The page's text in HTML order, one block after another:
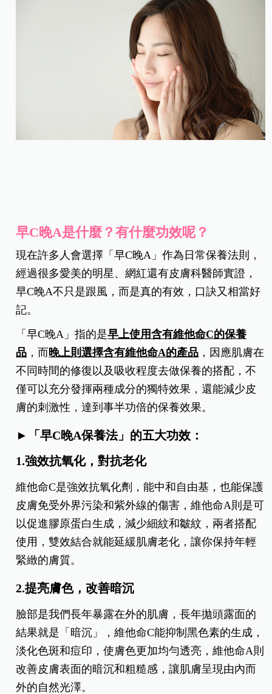
早C晚A是什麼？有什麼功效呢？
現在許多人會選擇「早C晚A」作為日常保養法則，
經過很多愛美的明星、網紅還有皮膚科醫師實證，
早C晚A不只是跟風，而是真的有效，口訣又相當好
記。
「早C晚A」指的是早上使用含有維他命C的保養
品 ，而 晚上則選擇含有維他命A的產品 ，因應肌膚在
不同時間的修復以及吸收程度去做保養的搭配，不
僅可以充分發揮兩種成分的獨特效果，還能減少皮
膚的刺激性，達到事半功倍的保養效果。
►「早C晚A保養法」的五大功效：
1.強效抗氧化，對抗老化
維他命C是強效抗氧化劑，能中和自由基，也能保護
皮膚免受外界污染和紫外線的傷害，維他命A則是可
以促進膠原蛋白生成，減少細紋和皺紋，兩者搭配
使用，雙效結合就能延緩肌膚老化，讓你保持年輕
緊緻的膚質。
2.提亮膚色，改善暗沉
臉部是我們長年暴露在外的肌膚，長年拋頭露面的
結果就是「暗沉」，維他命C能抑制黑色素的生成，
淡化色斑和痘印，使膚色更加均勻透亮，維他命A則
改善皮膚表面的暗沉和粗糙感，讓肌膚呈現由內而
外的自然光澤。